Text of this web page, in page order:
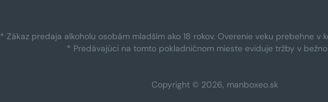
* Zákaz predaja alkoholu osobám mladším ako 18 rokov. Overenie veku prebehne v
* Predávajúci na tomto pokladničnom mieste eviduje tržby v
Copyright © 2026, manboxeo.sk